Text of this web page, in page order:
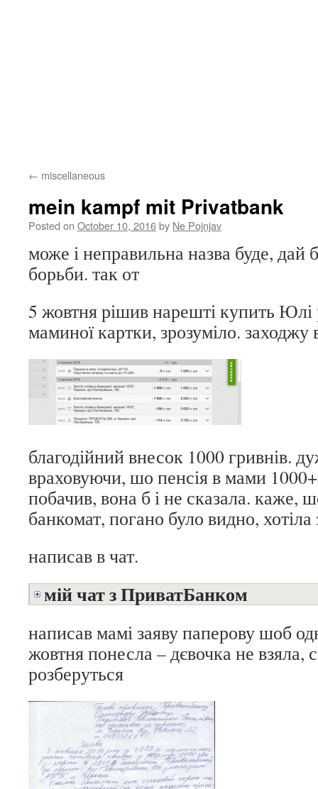
← miscellaneous
mein kampf mit Privatbank
Posted on October 10, 2016by Ne Pojnjav
може і неправильна назва буде, дай
борьби. так от
5 жовтня рішив нарешті купить Юлі
маминої картки, зрозуміло. заходжу
благодійний внесок 1000 гривнів.
враховуючи, шо пенсія в мами
побачив, вона б і не сказала. каже,
банкомат, погано було видно, хотіла
написав в чат.
мій чат з ПриватБанком
написав мамі заяву паперову шоб
жовтня понесла – дєвочка не взяла,
розберуться